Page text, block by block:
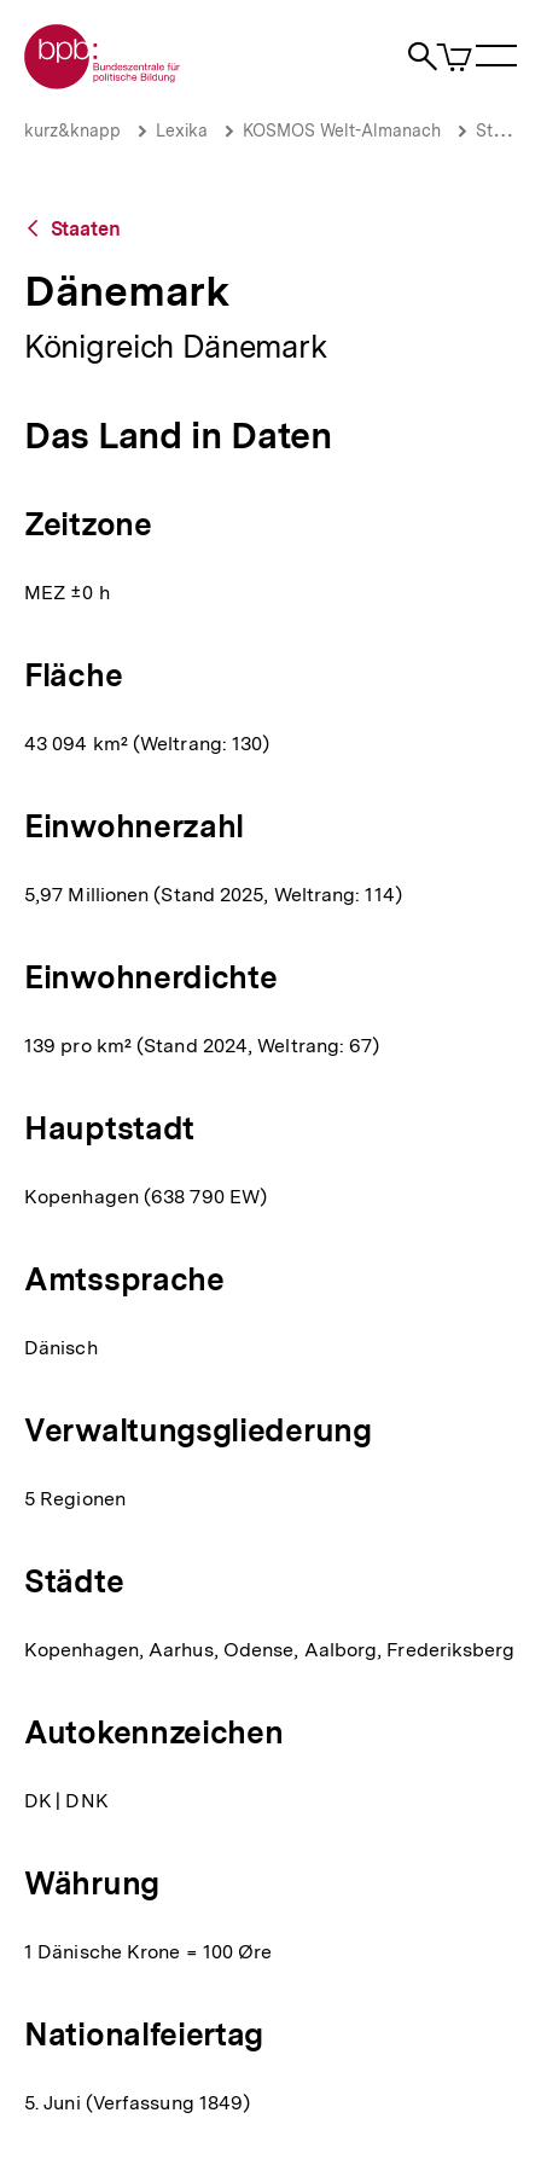
zum
Seiteninhalt
springen
Zur Startseite der bpb
Suche
Artikel
im
Dänemark
Brotkrümelnavigation
Pfadnavigation
kurz&knapp Lexika KOSMOS Welt-Almanach Staaten
Zurück
Übersicht
Staaten
Dänemark
Königreich Dänemark
Das Land in Daten
Zeitzone
MEZ ±0 h
Fläche
43 094 km² (Weltrang: 130)
Einwohnerzahl
5,97 Millionen (Stand 2025, Weltrang: 114)
Einwohnerdichte
139 pro km² (Stand 2024, Weltrang: 67)
Hauptstadt
Kopenhagen (638 790 EW)
Amtssprache
Dänisch
Verwaltungsgliederung
5 Regionen
Städte
Kopenhagen, Aarhus, Odense, Aalborg, Frederiksberg
Autokennzeichen
DK | DNK
Währung
1 Dänische Krone = 100 Øre
Nationalfeiertag
5. Juni (Verfassung 1849)